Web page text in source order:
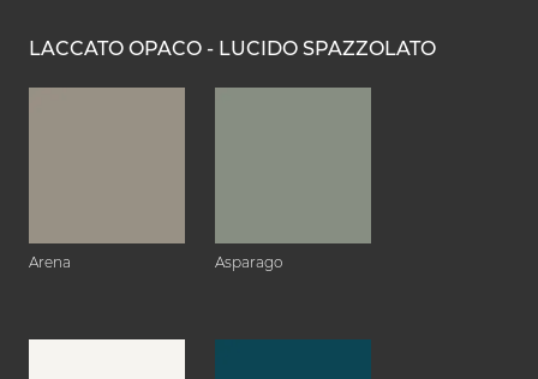
LACCATO OPACO - LUCIDO SPAZZOLATO
Arena Asparago